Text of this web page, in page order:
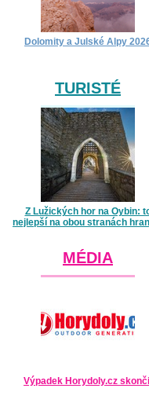
Dolomity a Julské Alpy
TURISTÉ
Z Lužických hor na Oybin:
nejlepší na obou stranách
MÉDIA
Výpadek Horydoly.cz